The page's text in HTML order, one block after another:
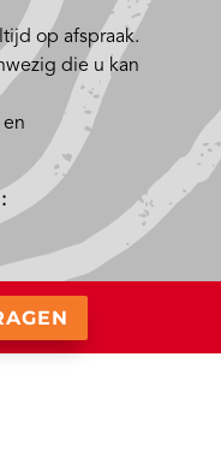
op afspraak.
die u kan